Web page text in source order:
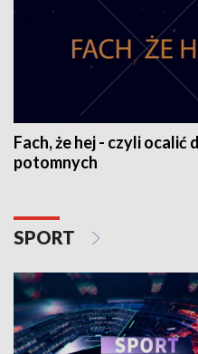
Fach, że hej - czyli ocalić
potomnych
SPORT